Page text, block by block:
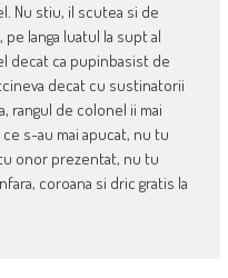
Nu stiu, il scutea si de
langa luatul la supt al
decat ca pupinbasist de
decat cu sustinatorii
rangul de colonel ii mai
ce s-au mai apucat, nu tu
onor prezentat, nu tu
coroana si dric gratis la